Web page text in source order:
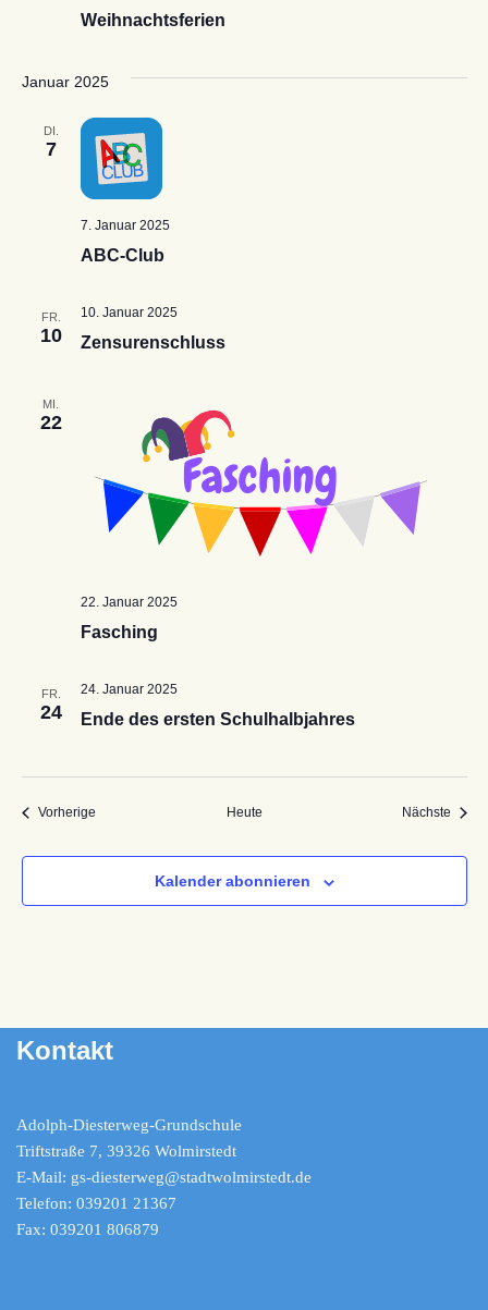
Weihnachtsferien
Januar 2025
DI.
7
ABC-Club
7. Januar 2025
FR.
10 Zensurenschluss
10. Januar 2025
MI.
22
Fasching
22. Januar 2025
FR.
24 Ende des ersten Schulhalbjahres
24. Januar 2025
VorherigeVeranstaltungen Heute Nächste
Kalender abonnieren
Kontakt
Adolph-Diesterweg-Grundschule
Triftstraße 7, 39326 Wolmirstedt
E-Mail: gs-diesterweg@stadtwolmirstedt.de
Telefon: 039201 21367
Fax: 039201 806879